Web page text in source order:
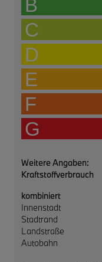
B
C
D
E
F
G
Weitere Angaben:
Kraftstoffverbrauch
kombiniert
Innenstadt
Stadtrand
Landstraße
Autobahn